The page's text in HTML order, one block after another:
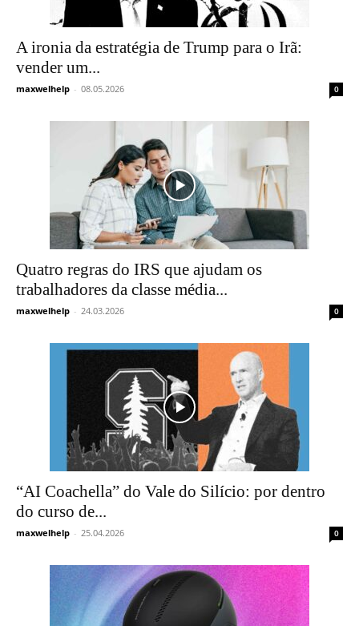
A ironia da estratégia de Trump para o Irã:
vender um...
maxwelhelp - 08.05.2026 0
Quatro regras do IRS que ajudam os
trabalhadores da classe média...
maxwelhelp - 24.03.2026 0
“AI Coachella” do Vale do Silício: por dentro
do curso de...
maxwelhelp - 25.04.2026 0